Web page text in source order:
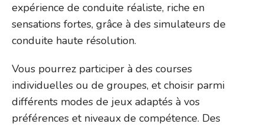
expérience de conduite réaliste, riche en
sensations fortes, grâce à des simulateurs de
conduite haute résolution.
Vous pourrez participer à des courses
individuelles ou de groupes, et choisir parmi
différents modes de jeux adaptés à vos
préférences et niveaux de compétence. Des